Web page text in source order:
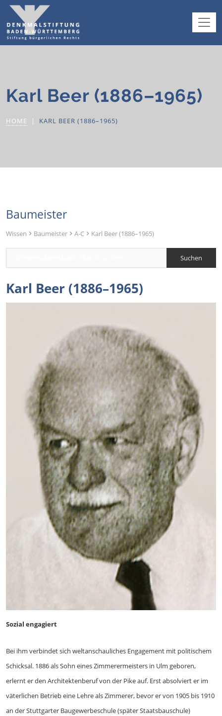
Karl Beer (1886–1965)
HOME KARL BEER (1886–1965)
Baumeister
Wissen Baumeister A-C Karl Beer (1886–1965)
Karl Beer (1886–1965)
Sozial engagiert
Bei ihm verbindet sich weltanschauliches Engagement mit politischem
Schicksal. 1886 als Sohn eines Zimmerermeisters in Ulm geboren,
erlernt er den Architektenberuf von der Pike auf. Erst absolviert er im
väterlichen Betrieb eine Lehre als Zimmerer, bevor er von 1905 bis 1910
an der Stuttgarter Baugewerbeschule (später Staatsbauschule)